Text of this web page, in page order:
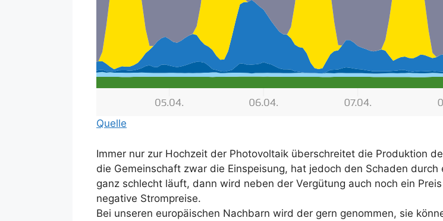
Quelle
Immer nur zur Hochzeit der Photovoltaik überschreitet die Produktion
die Gemeinschaft zwar die Einspeisung, hat jedoch den Schaden
ganz schlecht läuft, dann wird neben der Vergütung auch noch ein
negative Strompreise.
Bei unseren europäischen Nachbarn wird der gern genommen, sie